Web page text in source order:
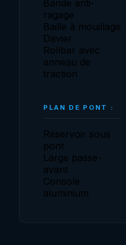
Bande anti-
ragage
Baille à mouillage
Davier
Rollbar avec
anneau de
traction
PLAN DE PONT :
Réservoir sous
pont
Large passe-
avant
Console
aluminium